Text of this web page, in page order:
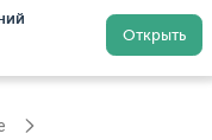
Открыть
Регистрация